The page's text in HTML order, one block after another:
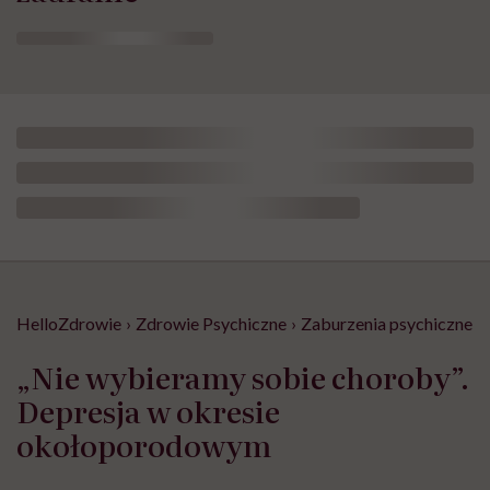
HelloZdrowie › Zdrowie Psychiczne › Zaburzenia psychiczne
„Nie wybieramy sobie choroby”.
Depresja w okresie
okołoporodowym